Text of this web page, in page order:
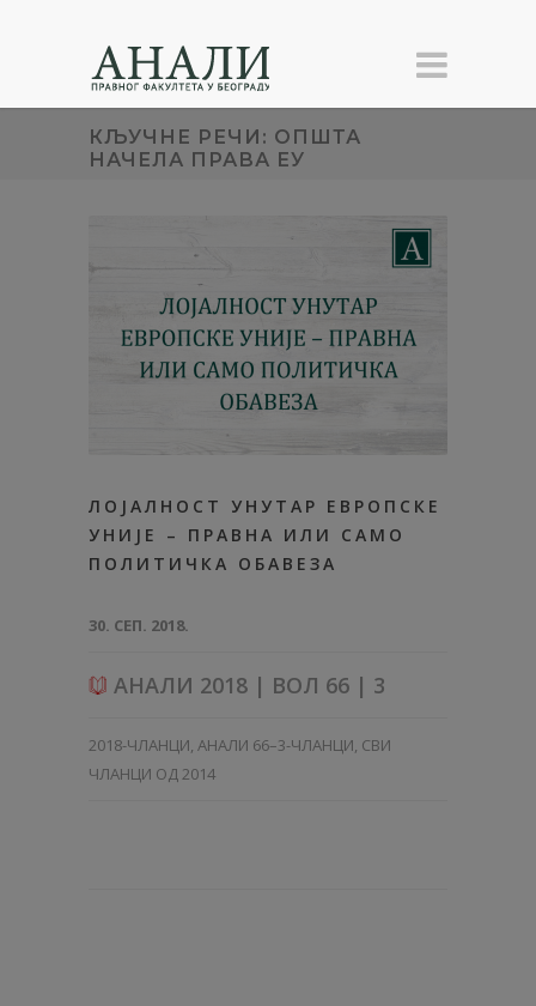
КЉУЧНЕ РЕЧИ: ОПШТА
НАЧЕЛА ПРАВА ЕУ
ЛОЈАЛНОСТ УНУТАР ЕВРОПСКЕ
УНИЈЕ – ПРАВНА ИЛИ САМО
ПОЛИТИЧКА ОБАВЕЗА
30. СЕП. 2018.
АНАЛИ 2018 | ВОЛ 66 | 3
2018-ЧЛАНЦИ, АНАЛИ 66–3-ЧЛАНЦИ, СВИ
ЧЛАНЦИ ОД 2014